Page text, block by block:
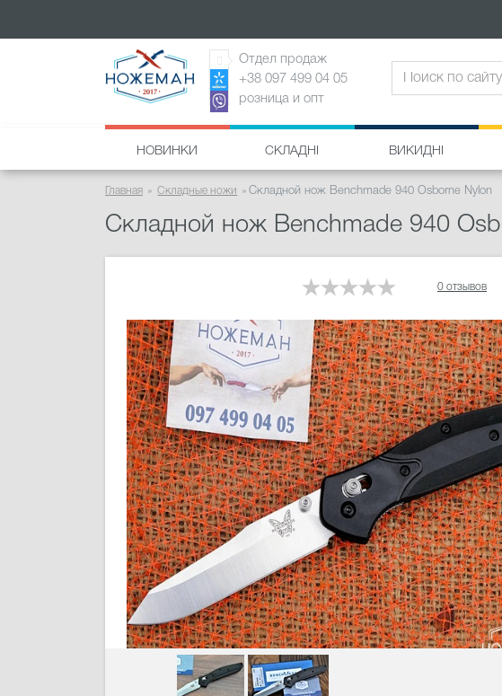
Отдел продаж
+38 097 499 04 05
розница и опт
НОВИНКИ СКЛАДНІ ВИКИДНІ
Главная Складные ножи Складной нож Benchmade 940 Osborne Nylon
Складной нож Benchmade 940
0 отзывов